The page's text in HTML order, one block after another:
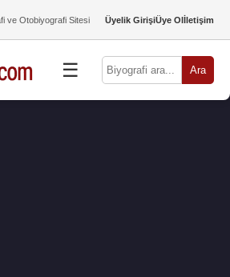
ve Otobiyografi Sitesi Üyelik GirişiÜye Olİletişim
☰ Ara